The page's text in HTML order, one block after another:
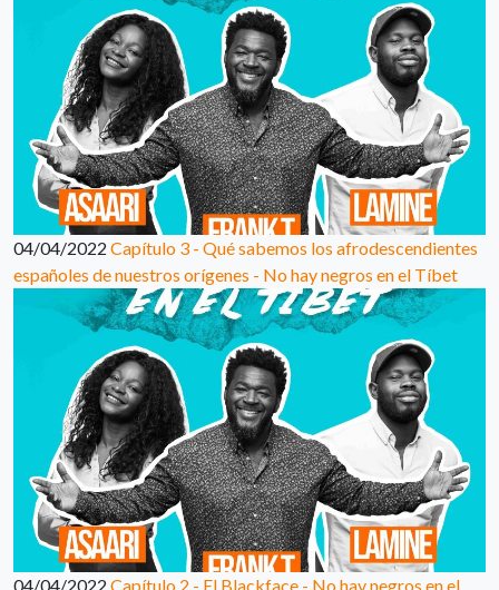
04/04/2022 Capítulo 3 - Qué sabemos los afrodescendientes
españoles de nuestros orígenes - No hay negros en el Tíbet
04/04/2022 Capítulo 2 - El Blackface - No hay negros en el